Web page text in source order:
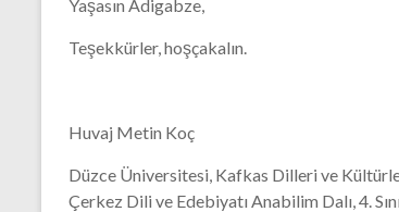
Yaşasın Adigabze,
Teşekkürler, hoşçakalın.
Huvaj Metin Koç
Düzce Üniversitesi, Kafkas Dilleri ve
Çerkez Dili ve Edebiyatı Anabilim Dalı, 4.